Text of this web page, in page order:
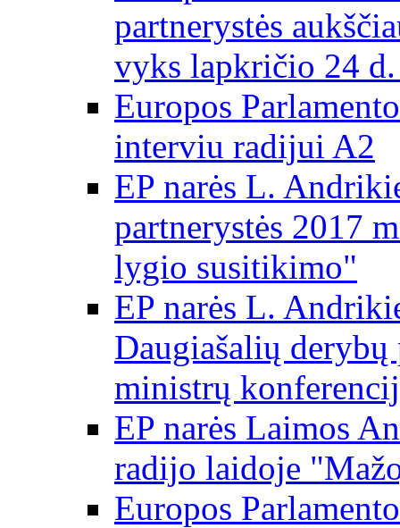
partnerystės
vyks lapkričio 24
Europos
interviu radijui A2
EP narės L.
partnerystės 2017
lygio susitikimo"
EP narės L.
Daugiašalių derybų
ministrų
EP narės Laimos
radijo laidoje
Europos